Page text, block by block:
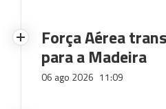
Força Aérea
para a Madeira
06 ago 2026 11:09